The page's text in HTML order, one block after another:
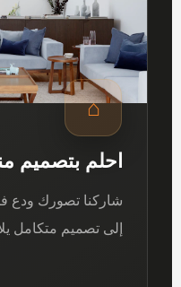
⌂
احلم بتصميم
شاركنا تصورك ودع
إلى تصميم متكامل